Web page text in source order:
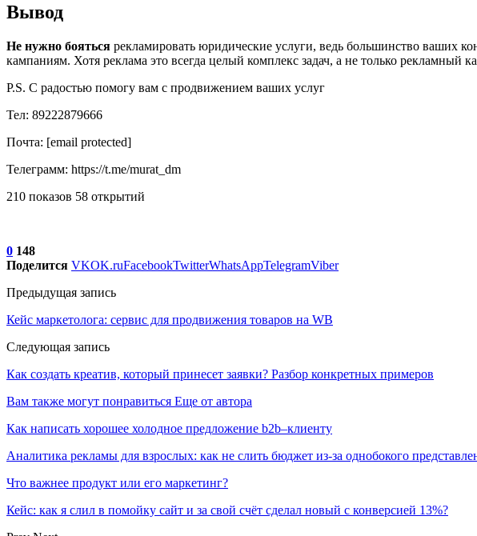
Вывод
Не нужно бояться рекламировать юридические услуги, ведь большинство ваших
кампаниям. Хотя реклама это всегда целый комплекс задач, а не только рекламный
P.S. С радостью помогу вам с продвижением ваших услуг
Тел: 89222879666
Почта: [email protected]
Телеграмм: https://t.me/murat_dm
210 показов 58 открытий
0 148
Поделится VKOK.ruFacebookTwitterWhatsAppTelegramViber
Предыдущая запись
Кейс маркетолога: сервис для продвижения товаров на WB
Следующая запись
Как создать креатив, который принесет заявки? Разбор конкретных примеров
Вам также могут понравиться Еще от автора
Как написать хорошее холодное предложение b2b–клиенту
Аналитика рекламы для взрослых: как не слить бюджет из-за однобокого
Что важнее продукт или его маркетинг?
Кейс: как я слил в помойку сайт и за свой счёт сделал новый с конверсией 13%?